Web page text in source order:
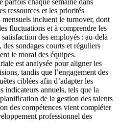
ressources et les priorités
incluent le turnover, dont
fluctuations et à comprendre les
des employés : au-delà
des sondages courts et réguliers
le moral des équipes.
est analysée pour aligner les
tandis que l’engagement des
ciblées afin d’adapter les
indicateurs annuels, tels que la
de la gestion des talents
des compétences vient compléter
professionnel des